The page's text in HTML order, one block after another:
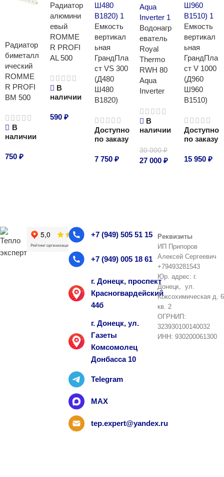
Радиатор
биметалл
ический
ROMME
R PROFI
BM 500
В
наличии
750 ₽
Радиатор
алюмини
евый
ROMME
R PROFI
AL 500
В
наличии
590 ₽
Емкость
вертикал
ьная
ГрандПла
ст VS 300
(Д480
Ш480
В1820)
Доступно
по заказу
7 750₽
Водонагр
еватель
Royal
Thermo
RWH 80
Aqua
Inverter
В
наличии
30 000₽
27 000 ₽
Емкость
вертикал
ьная
ГрандПла
ст V 1000
(Д960
Ш960
В1510)
Доступно
по заказу
15 950₽
+7 (949) 505 51 15
+7 (949) 005 18 61
г. Донецк, проспект
Красногвардейский
44б
г. Донецк, ул.
Газеты
Комсомолец
Донбасса 10
Telegram
MAX
tep.expert@yandex.ru
Реквизиты
ИП Припоров
Алексей Сергеевич
+79493281543
Юр. адрес: г.
Донецк, ул.
Коксохимическая д. 6
кв. 2
ОГРНИП:
323930100140032
ИНН: 930200061300